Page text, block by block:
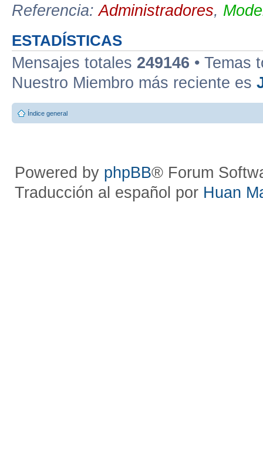
Referencia:Administradores,
ESTADÍSTICAS
Mensajes totales 249146 • Temas
Nuestro Miembro más reciente es
Índice general
Powered by phpBB® Forum
Traducción al español por Huan